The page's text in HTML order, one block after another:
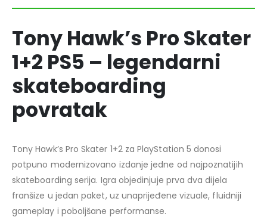
Tony Hawk’s Pro Skater
1+2 PS5 – legendarni
skateboarding
povratak
Tony Hawk’s Pro Skater 1+2 za PlayStation 5 donosi
potpuno modernizovano izdanje jedne od najpoznatijih
skateboarding serija. Igra objedinjuje prva dva dijela
franšize u jedan paket, uz unaprijeđene vizuale, fluidniji
gameplay i poboljšane performanse.